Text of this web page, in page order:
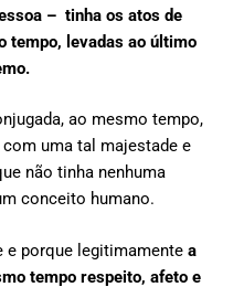
– tinha os atos de
tempo, levadas ao último
ao mesmo tempo,
uma tal majestade e
não tinha nenhuma
conceito humano.
e porque legitimamente a
tempo respeito, afeto e